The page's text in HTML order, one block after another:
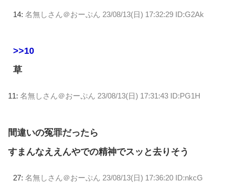
14: 名無しさん＠おーぷん 23/08/13(日) 17:32:29 ID:G2Ak
>>10
草
11: 名無しさん＠おーぷん 23/08/13(日) 17:31:43 ID:PG1H
間違いの冤罪だったら
すまんなええんやでの精神でスッと去りそう
27: 名無しさん＠おーぷん 23/08/13(日) 17:36:20 ID:nkcG